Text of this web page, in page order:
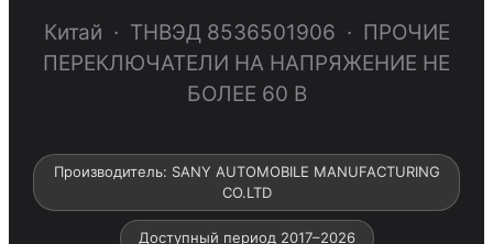
Китай · ТНВЭД 8536501906 · ПРОЧИЕ
ПЕРЕКЛЮЧАТЕЛИ НА НАПРЯЖЕНИЕ НЕ
БОЛЕЕ 60 В
Производитель: SANY AUTOMOBILE MANUFACTURING
CO.LTD
Доступный период 2017–2026